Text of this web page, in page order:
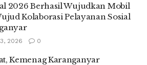
2026 Berhasil Wujudkan Mobil
Kolaborasi Pelayanan Sosial
2026 0
Kemenag Karanganyar